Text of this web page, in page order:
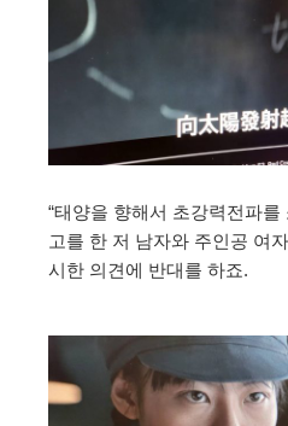
“태양을 향해서 초강력전파를
고를 한 저 남자와 주인공 여
시한 의견에 반대를 하죠.